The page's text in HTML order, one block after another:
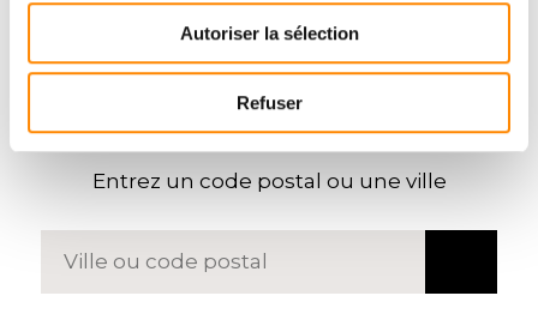
Autoriser la sélection
Refuser
TROUVER UNREVENDEUR
Entrez un code postal ou une ville